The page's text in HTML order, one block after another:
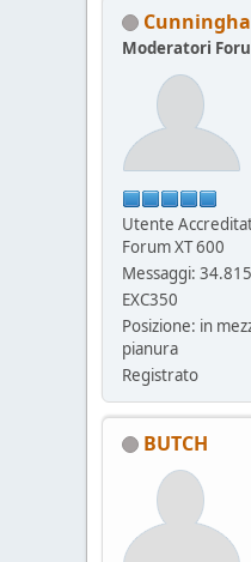
Moderatori
Utente
Forum XT 600
Messaggi: 34.815
EXC350
Posizione: in
pianura
Registrato
BUTCH